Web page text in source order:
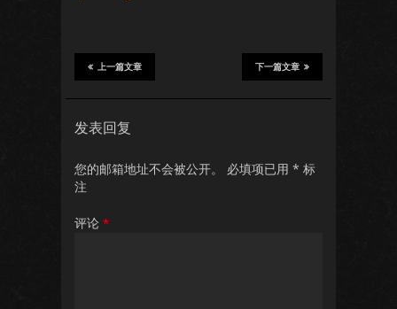
下一篇文章
上一篇文章
发表回复
您的邮箱地址不会被公开。 必填项已用 * 标
注
评论 *